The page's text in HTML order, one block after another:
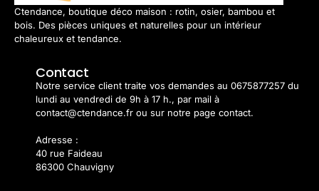
Ctendance, boutique déco maison : rotin, osier, bambou et
bois. Des pièces uniques et naturelles pour un intérieur
chaleureux et tendance.
Contact
Notre service client traite vos demandes au 0675877257 du
lundi au vendredi de 9h à 17 h., par mail à
contact@ctendance.fr ou sur notre page contact.
Adresse :
40 rue Faideau
86300 Chauvigny